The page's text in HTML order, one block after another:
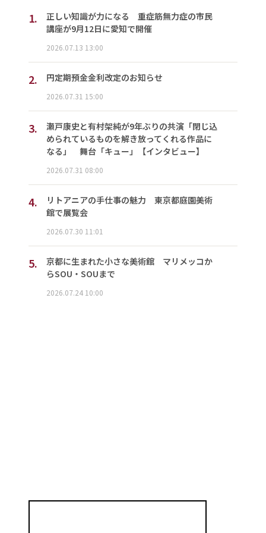
1.
正しい知識が力になる 重症筋無力症の市民
講座が9月12日に愛知で開催
2026.07.13 13:00
2. 円定期預金金利改定のお知らせ
2026.07.31 15:00
3.
瀬戸康史と有村架純が9年ぶりの共演「閉じ込
められているものを解き放ってくれる作品に
なる」 舞台「キュー」【インタビュー】
2026.07.31 08:00
4.
リトアニアの手仕事の魅力 東京都庭園美術
館で展覧会
2026.07.30 11:01
5.
京都に生まれた小さな美術館 マリメッコか
らSOU・SOUまで
2026.07.24 10:00